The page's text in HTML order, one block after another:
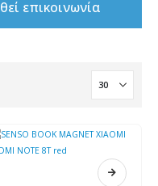
επικοινωνία